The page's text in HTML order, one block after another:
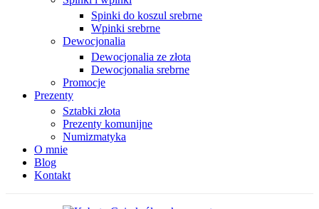
Spinki do koszul srebrne
Wpinki srebrne
Dewocjonalia
Dewocjonalia ze złota
Dewocjonalia srebrne
Promocje
Prezenty
Sztabki złota
Prezenty komunijne
Numizmatyka
O mnie
Blog
Kontakt